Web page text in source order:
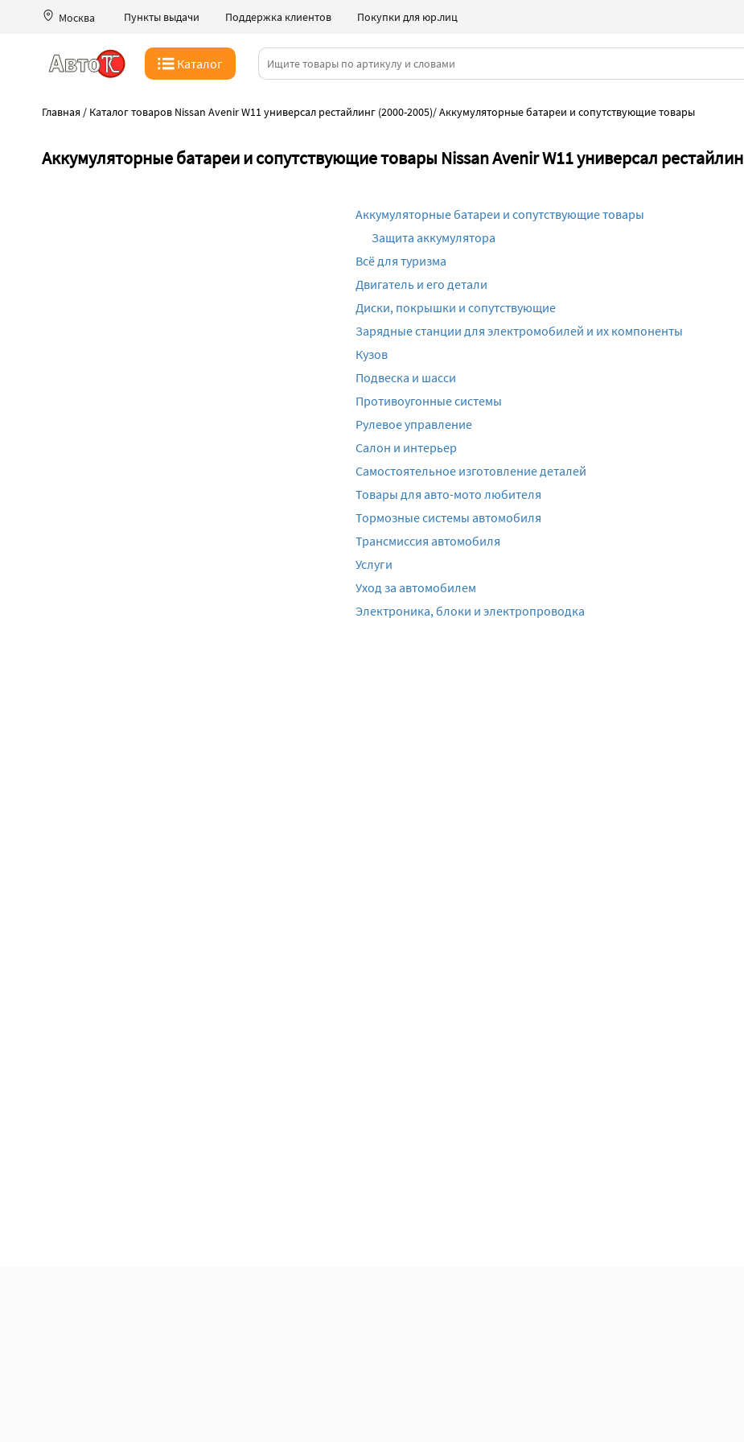
Москва Пункты выдачи Поддержка клиентов Покупки для юр.лиц
Каталог
Главная / Каталог товаров Nissan Avenir W11 универсал рестайлинг (2000-2005)/Аккумуляторные батареи и сопутствующие товары
Аккумуляторные батареи и сопутствующие товары Nissan Avenir W11 универсал
Аккумуляторные батареи и сопутствующие товары
Защита аккумулятора
Всё для туризма
Двигатель и его детали
Диски, покрышки и сопутствующие
Зарядные станции для электромобилей и их компоненты
Кузов
Подвеска и шасси
Противоугонные системы
Рулевое управление
Салон и интерьер
Самостоятельное изготовление деталей
Товары для авто-мото любителя
Тормозные системы автомобиля
Трансмиссия автомобиля
Услуги
Уход за автомобилем
Электроника, блоки и электропроводка